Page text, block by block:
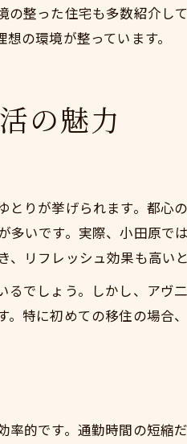
整った住宅も多数紹介し
の環境が整っています。
の魅力
りが挙げられます。都心
いです。実際、小田原で
、リフレッシュ効果も高い
でしょう。しかし、アヴ
特に初めての移住の場合
的です。通勤時間の短縮